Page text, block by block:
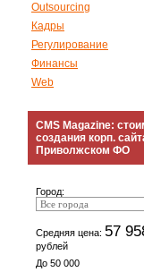
Outsourcing
Кадры
Регулирование
Финансы
Web
CMS Magazine:
создания корп.
Приволжском ФО
Город:
Средняя цена: 57
рублей
До 50 000